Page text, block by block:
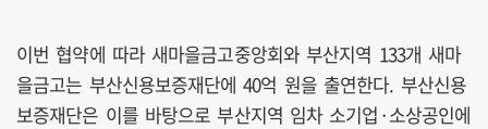
이번 협약에 따라 새마을금고중앙회와 부산지역 133개 새마
을금고는 부산신용보증재단에 40억 원을 출연한다. 부산신용
보증재단은 이를 바탕으로 부산지역 임차 소기업·소상공인에